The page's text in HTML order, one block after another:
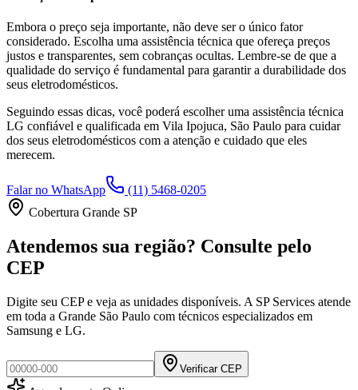
Embora o preço seja importante, não deve ser o único fator
considerado. Escolha uma assistência técnica que ofereça preços
justos e transparentes, sem cobranças ocultas. Lembre-se de que a
qualidade do serviço é fundamental para garantir a durabilidade dos
seus eletrodomésticos.
Seguindo essas dicas, você poderá escolher uma assistência técnica
LG confiável e qualificada em Vila Ipojuca, São Paulo para cuidar
dos seus eletrodomésticos com a atenção e cuidado que eles
merecem.
Falar no WhatsApp
(11) 5468-0205
Cobertura Grande SP
Atendemos sua região? Consulte pelo
CEP
Digite seu CEP e veja as unidades disponíveis. A SP Services atende
em toda a Grande São Paulo com técnicos especializados em
Samsung e LG.
Verificar CEP